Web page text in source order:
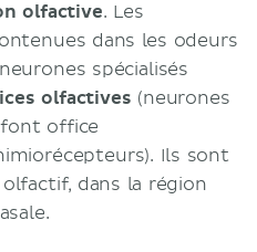
olfactive. Les
dans les odeurs
spécialisés
olfactives (neurones
office
Ils sont
dans la région